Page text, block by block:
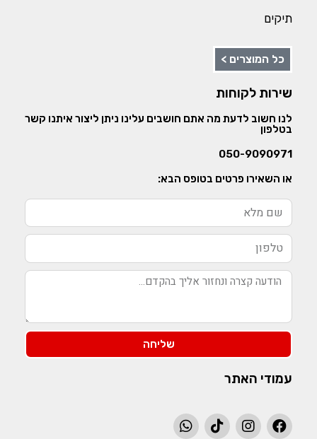
תיקים
כל המוצרים >
שירות לקוחות
לנו חשוב לדעת מה אתם חושבים עלינו ניתן ליצור איתנו קשר
בטלפון
050-9090971
או השאירו פרטים בטופס הבא:
שליחה
עמודי האתר